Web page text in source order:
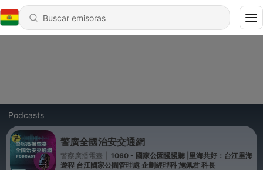
Podcasts
警廣全國治安交通網
警察廣播電臺
1060 - 國家公園慢慢聽 |里海共好：台江里海
遊程 台江國家公園管理處 企劃經理科 施佩君 科長